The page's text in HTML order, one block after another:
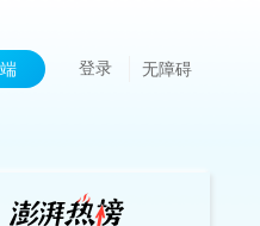
登录 无障碍